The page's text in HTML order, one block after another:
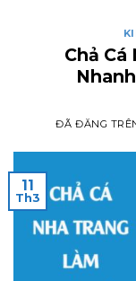
Chả Cá
ĐÃ ĐĂNG
11
Th3